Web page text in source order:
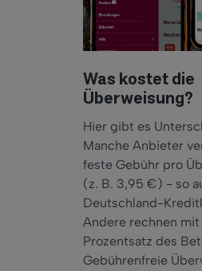
Was kostet die
Überweisung?
Hier gibt es
Manche Anbieter
feste Gebühr pro
(z. B. 3,95 €) - so
Deutschland-
Andere rechnen mit
Prozentsatz des
Gebührenfreie